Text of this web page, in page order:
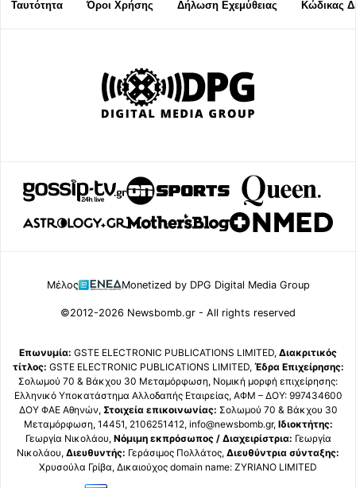
Ταυτότητα Όροι Χρήσης Δήλωση Εχεμύθειας Κώδικας
Μέλος Monetized by DPG Digital Media Group
©2012-2026 Newsbomb.gr - All rights reserved
Επωνυμία: GSTE ELECTRONIC PUBLICATIONS LIMITED, Διακριτικός
τίτλος: GSTE ELECTRONIC PUBLICATIONS LIMITED, Έδρα Επιχείρησης:
Σολωμού 70 & Βάκχου 30 Μεταμόρφωση, Νομική μορφή επιχείρησης:
Ελληνικό Υποκατάστημα Αλλοδαπής Εταιρείας, ΑΦΜ – ΔΟΥ: 997434600
ΔΟΥ ΦΑΕ Αθηνών, Στοιχεία επικοινωνίας: Σολωμού 70 & Βάκχου 30
Μεταμόρφωση, 14451, 2106251412, info@newsbomb.gr, Ιδιοκτήτης:
Γεωργία Νικολάου, Νόμιμη εκπρόσωπος / Διαχειρίστρια: Γεωργία
Νικολάου, Διευθυντής: Γεράσιμος Πολλάτος, Διευθύντρια σύνταξης:
Χρυσούλα Γρίβα, Δικαιούχος domain name: ZYRIANO LIMITED